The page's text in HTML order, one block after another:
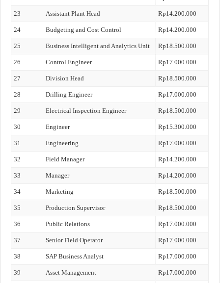
23 Assistant Plant Head Rp14.200.000
24 Budgeting and Cost Control Rp14.200.000
25 Business Intelligent and Analytics Unit Rp18.500.000
26 Control Engineer Rp17.000.000
27 Division Head Rp18.500.000
28 Drilling Engineer Rp17.000.000
29 Electrical Inspection Engineer Rp18.500.000
30 Engineer Rp15.300.000
31 Engineering Rp17.000.000
32 Field Manager Rp14.200.000
33 Manager Rp14.200.000
34 Marketing Rp18.500.000
35 Production Supervisor Rp18.500.000
36 Public Relations Rp17.000.000
37 Senior Field Operator Rp17.000.000
38 SAP Business Analyst Rp17.000.000
39 Asset Management Rp17.000.000